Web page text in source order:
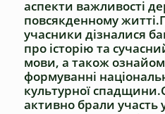
аспекти важливості
повсякденному
учасники дізналися
про історію та
мови, а також
формуванні
культурної
активно брали участь